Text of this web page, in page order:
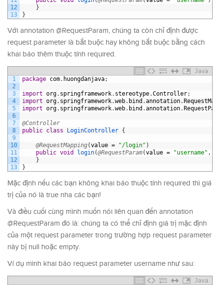
12
13
}
}
Với annotation @RequestParam, chúng ta còn chỉ định được
request parameter là bắt buộc hay không bắt buộc bằng cách
khai báo thêm thuộc tính required.
Java
1
2
3
4
5
6
7
8
9
10
11
12
13
package com. huongdanjava;
import org. springframework. stereotype.Controller;
import org. springframework.web. bind .annotation.
import org. springframework.web. bind .annotation.
@Controller
public class LoginController {
@RequestMapping(value = "/login" )
public void login(@RequestParam(value = "username" ,
}
}
Mặc định nếu các bạn không khai báo thuộc tính required thì giá
trị của nó là true nha các bạn!
Và điều cuối cùng mình muốn nói liên quan đến annotation
@RequestParam đó là: chúng ta có thể chỉ định giá trị mặc định
của một request parameter trong trường hợp request parameter
này bị null hoặc empty.
Ví dụ mình khai báo request parameter username như sau:
Java